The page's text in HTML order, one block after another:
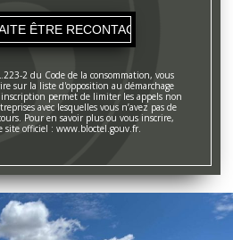
2 du Code de la consommation, vous
sur la liste d'opposition au démarchage
permet de limiter les appels non
avec lesquelles vous n’avez pas de
Pour en savoir plus ou vous inscrire,
site officiel : www.bloctel.gouv.fr.